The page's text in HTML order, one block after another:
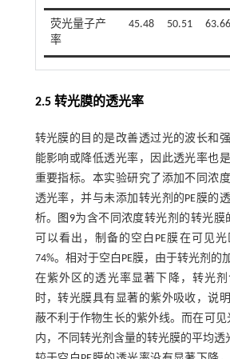
荧光量子产
率
45.48 50.51 63.66
2.5 转光膜的透光率
转光膜的目的是改善透过光的波长和
能影响或降低透光率，因此透光率也
重要指标。本实验研究了添加不同浓
透光率，并与未添加转光剂的PE膜的
析。
图9为含不同浓度转光剂的转光膜
可以看出，制备的空白PE膜在可见
74%。相对于空白PE膜，由于转光剂的
在紫外区的透光率显著下降，转光剂
时，转光膜具有显著的紫外吸收，说
蔽不利于作物生长的紫外线。而在可见
内，不同转光剂含量的转光膜的平均透